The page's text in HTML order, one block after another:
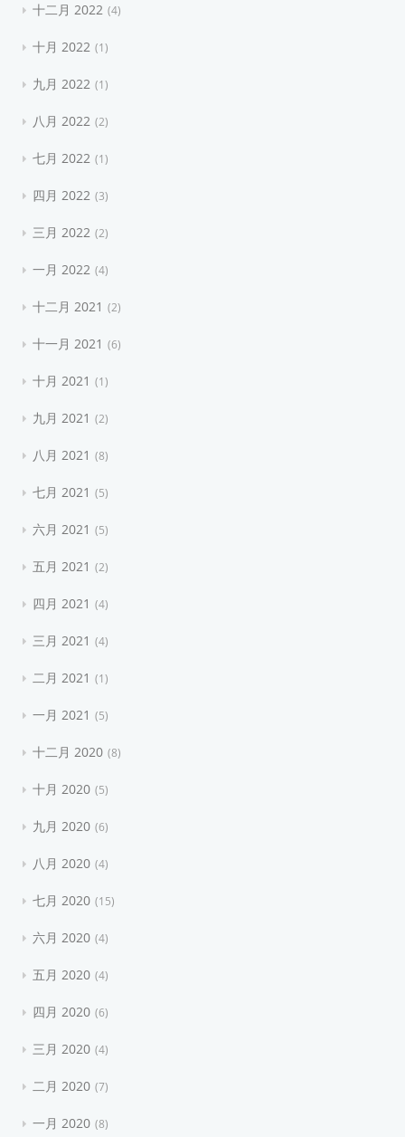
十二月 2022 4
十月 2022 1
九月 2022 1
八月 2022 2
七月 2022 1
四月 2022 3
三月 2022 2
一月 2022 4
十二月 2021 2
十一月 2021 6
十月 2021 1
九月 2021 2
八月 2021 8
七月 2021 5
六月 2021 5
五月 2021 2
四月 2021 4
三月 2021 4
二月 2021 1
一月 2021 5
十二月 2020 8
十月 2020 5
九月 2020 6
八月 2020 4
七月 2020 15
六月 2020 4
五月 2020 4
四月 2020 6
三月 2020 4
二月 2020 7
一月 2020 8